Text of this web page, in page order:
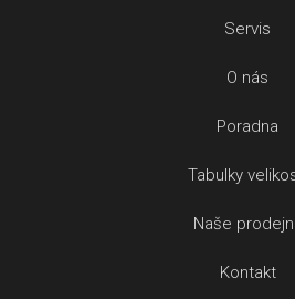
Servis
O nás
Poradna
Tabulky
Naše
Kontakt